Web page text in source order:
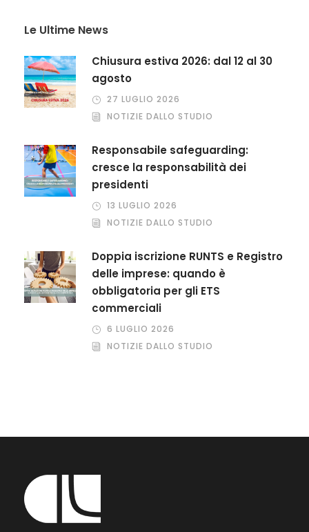
Le Ultime News
Chiusura estiva 2026: dal 12 al 30
agosto
27 LUGLIO 2026
NOTIZIE DALLO STUDIO
Responsabile safeguarding:
cresce la responsabilità dei
presidenti
13 LUGLIO 2026
NOTIZIE DALLO STUDIO
Doppia iscrizione RUNTS e Registro
delle imprese: quando è
obbligatoria per gli ETS
commerciali
6 LUGLIO 2026
NOTIZIE DALLO STUDIO